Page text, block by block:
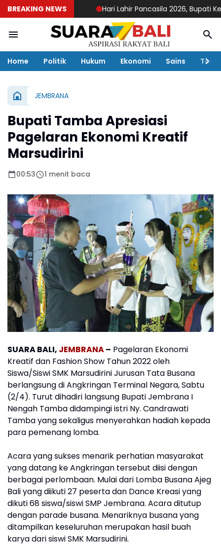
BREAKING NEWS Hari Lahir Pancasila 2026, Bupati
Home Politik Hukum Ekonomi Sains
JEMBRANA
Bupati Tamba Apresiasi
Pagelaran Ekonomi Kreatif
Marsudirini
00:53 1 menit baca
SUARA BALI, JEMBRANA– Pagelaran Ekonomi
Kreatif dan Fashion Show Tahun 2022 oleh
Siswa/Siswi SMK Marsudirini Jurusan Tata Busana
berlangsung di Angkringan Terminal Negara, Sabtu
(2/4). Turut dihadiri langsung Bupati Jembrana I
Nengah Tamba didampingi istri Ny. Candrawati
Tamba yang sekaligus menyerahkan hadiah kepada
para pemenang lomba.
Acara yang sukses menarik perhatian masyarakat
yang datang ke Angkringan tersebut diisi dengan
berbagai perlombaan. Mulai dari Lomba Busana Ajeg
Bali yang diikuti 27 peserta dan Dance Kreasi yang
dikuti 68 siswa/siswi SMP Jembrana. Acara ditutup
dengan parade busana. Menariknya busana yang
ditampilkan keseluruhan merupakan hasil buah
karya dari siswi SMK Marsudirini.